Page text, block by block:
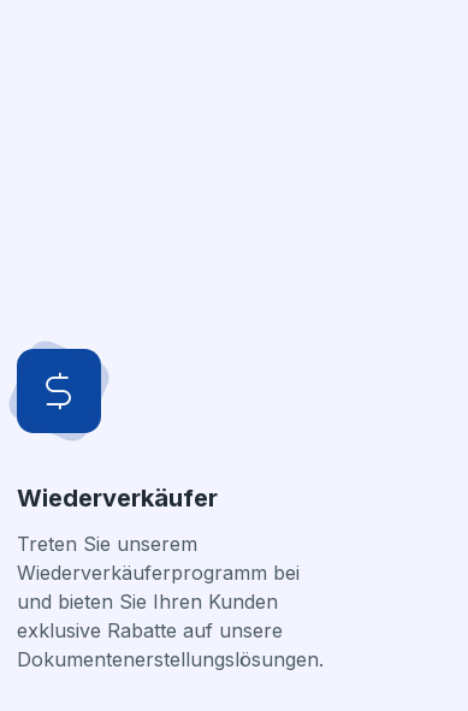
Wiederverkäufer
Treten Sie unserem
Wiederverkäuferprogramm bei
und bieten Sie Ihren Kunden
exklusive Rabatte auf unsere
Dokumentenerstellungslösungen.